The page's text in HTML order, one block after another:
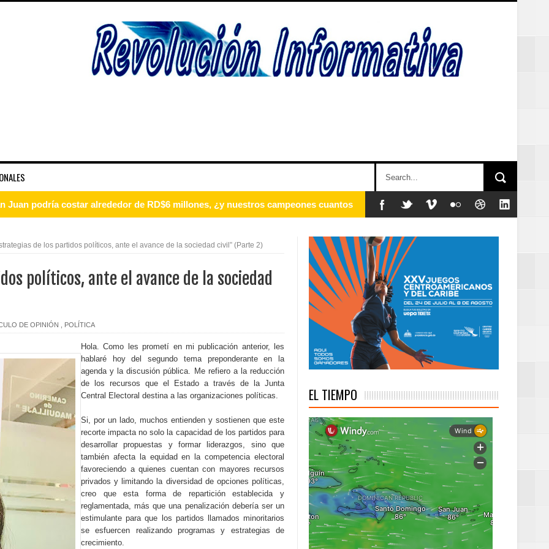
por el terremoto 7,1
Juan recibe comisión técnica para levantamientos ambientales y sociales
del Bronx, N. York
y primera dama, dejó abiertos los XXV Juegos Centroamericanos y del
golpes por parte de EEUU en menos de una semana
edición del premio Supérate Mujer
acciones de prevención contra el dengue en Villa Flores
exprocurador Rodríguez
bancos pertenecen a clientes fallecidos
acusados de matar a delivery en riña en Santiago
proyecto que modifica el Código Penal
de los partidos políticos, ante el avance de la sociedad civil” (Parte 2)
políticos, ante el avance de la sociedad
DE OPINIÓN POLÍTICA
Hola. Como les prometí en mi publicación anterior, les
hablaré hoy del segundo tema preponderante en la
agenda y la discusión pública. Me refiero a la reducción
de los recursos que el Estado a través de la Junta
Central Electoral destina a las organizaciones políticas.
Si, por un lado, muchos entienden y sostienen que este
recorte impacta no solo la capacidad de los partidos para
desarrollar propuestas y formar liderazgos, sino que
también afecta la equidad en la competencia electoral
favoreciendo a quienes cuentan con mayores recursos
privados y limitando la diversidad de opciones políticas,
creo que esta forma de repartición establecida y
reglamentada, más que una penalización debería ser un
estimulante para que los partidos llamados minoritarios
se esfuercen realizando programas y estrategias de
crecimiento.
EL TIEMPO